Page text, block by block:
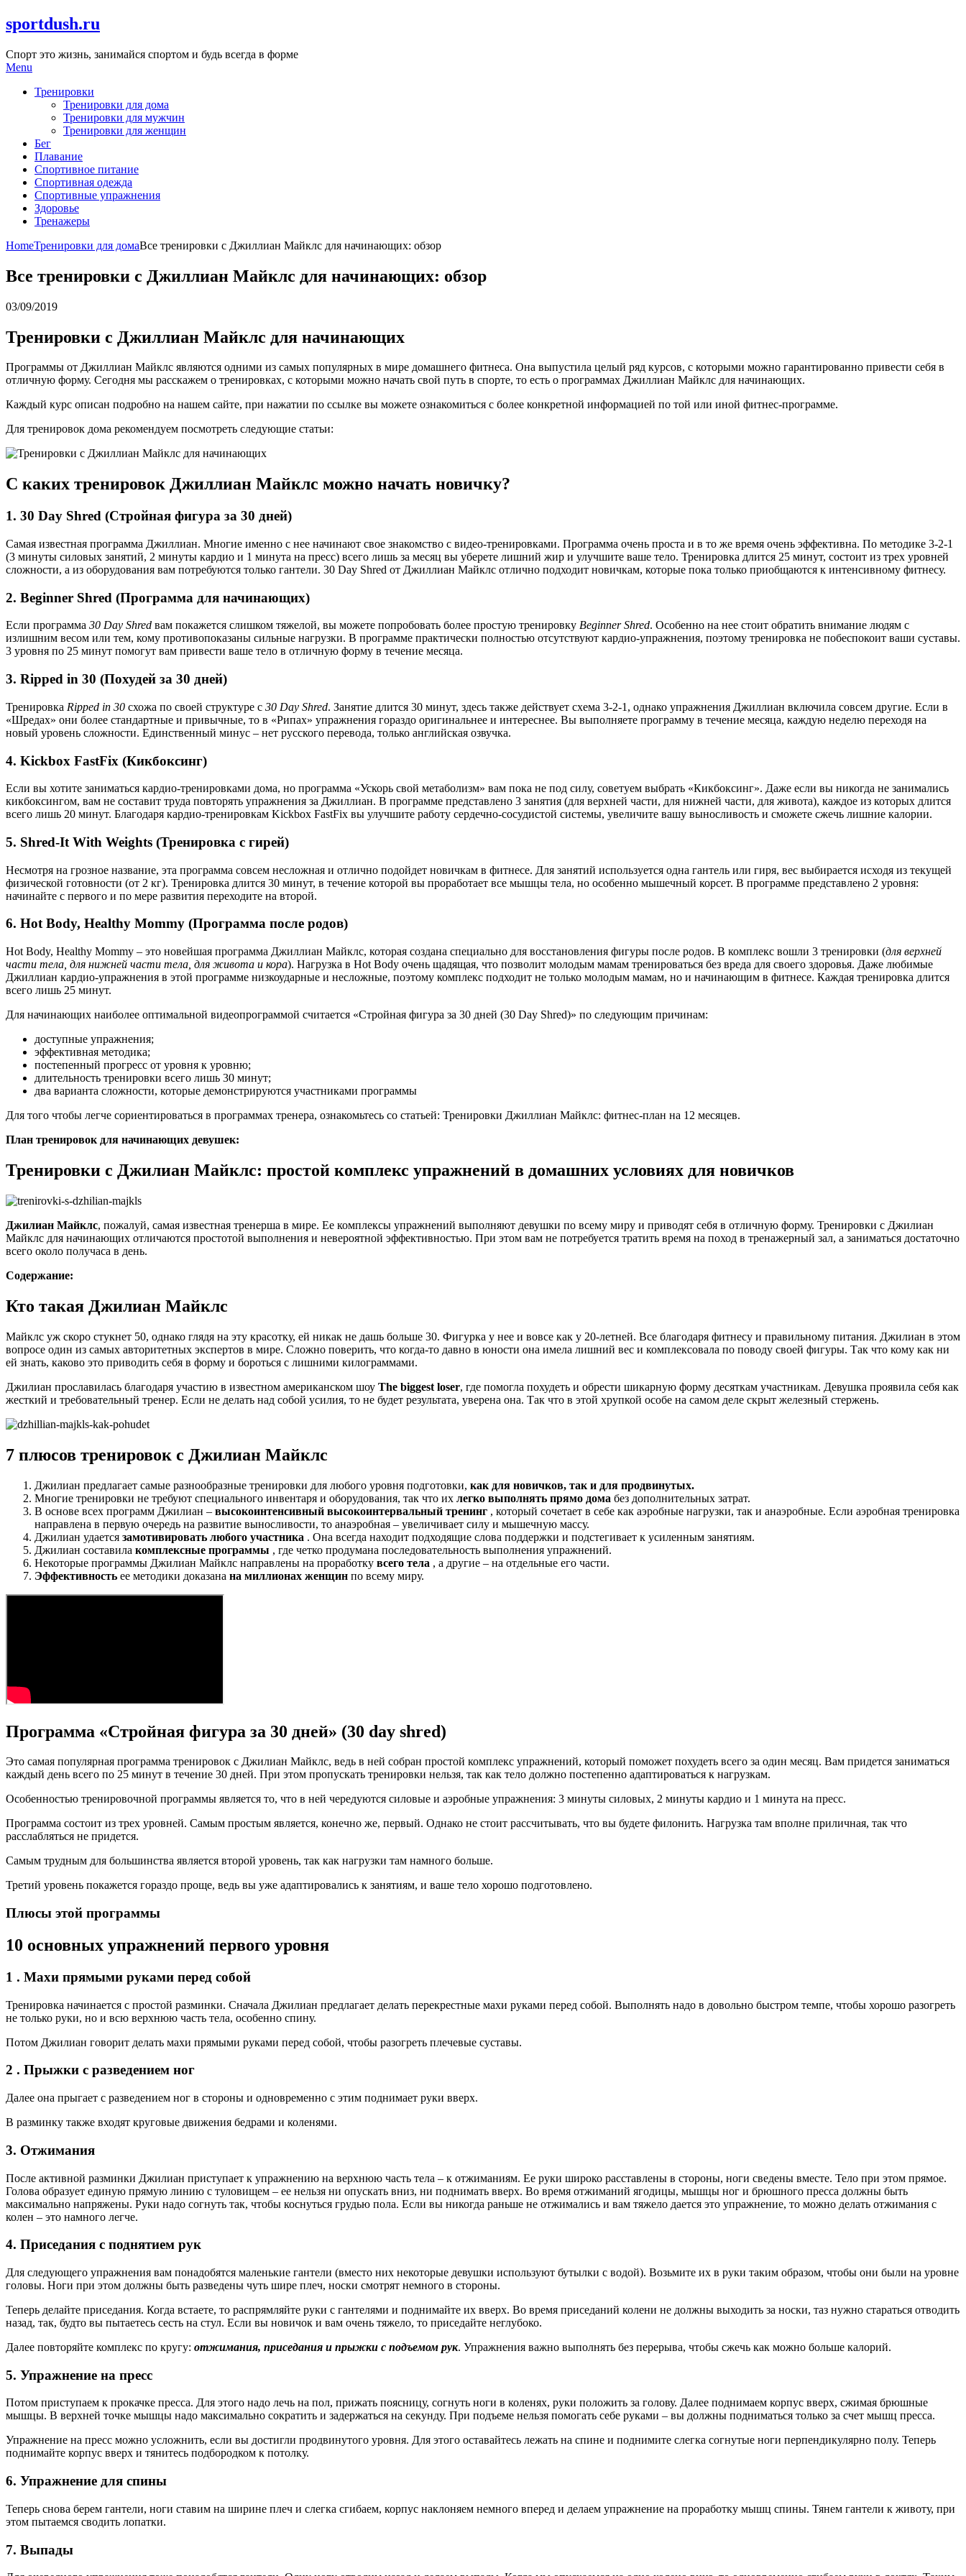
Skip
to
sportdush.ru
Спорт это жизнь, занимайся спортом и будь всегда в форме
Menu
Тренировки
Тренировки для дома
Тренировки для мужчин
Тренировки для женщин
Бег
Плавание
Спортивное питание
Спортивная одежда
Спортивные упражнения
Здоровье
Тренажеры
HomeТренировки для домаВсе тренировки с Джиллиан Майклс для начинающих: обзор
Все тренировки с Джиллиан Майклс для начинающих: обзор
03/09/2019
Тренировки с Джиллиан Майклс для начинающих
Программы от Джиллиан Майклс являются одними из самых популярных в мире домашнего фитнеса. Она выпустила целый ряд курсов, с которыми можно гарантированно привести себя в
отличную форму. Сегодня мы расскажем о тренировках, с которыми можно начать свой путь в спорте, то есть о программах Джиллиан Майклс для начинающих.
Каждый курс описан подробно на нашем сайте, при нажатии по ссылке вы можете ознакомиться с более конкретной информацией по той или иной фитнес-программе.
Для тренировок дома рекомендуем посмотреть следующие статьи:
С каких тренировок Джиллиан Майклс можно начать новичку?
1. 30 Day Shred (Стройная фигура за 30 дней)
Самая известная программа Джиллиан. Многие именно с нее начинают свое знакомство с видео-тренировками. Программа очень проста и в то же время очень эффективна. По методике 3-2-1
(3 минуты силовых занятий, 2 минуты кардио и 1 минута на пресс) всего лишь за месяц вы уберете лишний жир и улучшите ваше тело. Тренировка длится 25 минут, состоит из трех уровней
сложности, а из оборудования вам потребуются только гантели. 30 Day Shred от Джиллиан Майклс отлично подходит новичкам, которые пока только приобщаются к интенсивному фитнесу.
2. Beginner Shred (Программа для начинающих)
Если программа 30 Day Shred вам покажется слишком тяжелой, вы можете попробовать более простую тренировку Beginner Shred. Особенно на нее стоит обратить внимание людям с
излишним весом или тем, кому противопоказаны сильные нагрузки. В программе практически полностью отсутствуют кардио-упражнения, поэтому тренировка не побеспокоит ваши суставы.
3 уровня по 25 минут помогут вам привести ваше тело в отличную форму в течение месяца.
3. Ripped in 30 (Похудей за 30 дней)
Тренировка Ripped in 30 схожа по своей структуре с 30 Day Shred. Занятие длится 30 минут, здесь также действует схема 3-2-1, однако упражнения Джиллиан включила совсем другие. Если в
«Шредах» они более стандартные и привычные, то в «Рипах» упражнения гораздо оригинальнее и интереснее. Вы выполняете программу в течение месяца, каждую неделю переходя на
новый уровень сложности. Единственный минус – нет русского перевода, только английская озвучка.
4. Kickbox FastFix (Кикбоксинг)
Если вы хотите заниматься кардио-тренировками дома, но программа «Ускорь свой метаболизм» вам пока не под силу, советуем выбрать «Кикбоксинг». Даже если вы никогда не занимались
кикбоксингом, вам не составит труда повторять упражнения за Джиллиан. В программе представлено 3 занятия (для верхней части, для нижней части, для живота), каждое из которых длится
всего лишь 20 минут. Благодаря кардио-тренировкам Kickbox FastFix вы улучшите работу сердечно-сосудистой системы, увеличите вашу выносливость и сможете сжечь лишние калории.
5. Shred-It With Weights (Тренировка с гирей)
Несмотря на грозное название, эта программа совсем несложная и отлично подойдет новичкам в фитнесе. Для занятий используется одна гантель или гиря, вес выбирается исходя из текущей
физической готовности (от 2 кг). Тренировка длится 30 минут, в течение которой вы проработает все мышцы тела, но особенно мышечный корсет. В программе представлено 2 уровня:
начинайте с первого и по мере развития переходите на второй.
6. Hot Body, Healthy Mommy (Программа после родов)
Hot Body, Healthy Mommy – это новейшая программа Джиллиан Майклс, которая создана специально для восстановления фигуры после родов. В комплекс вошли 3 тренировки (для верхней
части тела, для нижней части тела, для живота и кора). Нагрузка в Hot Body очень щадящая, что позволит молодым мамам тренироваться без вреда для своего здоровья. Даже любимые
Джиллиан кардио-упражнения в этой программе низкоударные и несложные, поэтому комплекс подходит не только молодым мамам, но и начинающим в фитнесе. Каждая тренировка длится
всего лишь 25 минут.
Для начинающих наиболее оптимальной видеопрограммой считается «Стройная фигура за 30 дней (30 Day Shred)» по следующим причинам:
доступные упражнения;
эффективная методика;
постепенный прогресс от уровня к уровню;
длительность тренировки всего лишь 30 минут;
два варианта сложности, которые демонстрируются участниками программы
Для того чтобы легче сориентироваться в программах тренера, ознакомьтесь со статьей: Тренировки Джиллиан Майклс: фитнес-план на 12 месяцев.
План тренировок для начинающих девушек:
Тренировки с Джилиан Майклс: простой комплекс упражнений в домашних условиях для новичков
Джилиан Майклс, пожалуй, самая известная тренерша в мире. Ее комплексы упражнений выполняют девушки по всему миру и приводят себя в отличную форму. Тренировки с Джилиан
Майклс для начинающих отличаются простотой выполнения и невероятной эффективностью. При этом вам не потребуется тратить время на поход в тренажерный зал, а заниматься достаточно
всего около получаса в день.
Содержание:
Кто такая Джилиан Майклс
Майклс уж скоро стукнет 50, однако глядя на эту красотку, ей никак не дашь больше 30. Фигурка у нее и вовсе как у 20-летней. Все благодаря фитнесу и правильному питания. Джилиан в этом
вопросе один из самых авторитетных экспертов в мире. Сложно поверить, что когда-то давно в юности она имела лишний вес и комплексовала по поводу своей фигуры. Так что кому как ни
ей знать, каково это приводить себя в форму и бороться с лишними килограммами.
Джилиан прославилась благодаря участию в известном американском шоу The biggest loser, где помогла похудеть и обрести шикарную форму десяткам участникам. Девушка проявила себя как
жесткий и требовательный тренер. Если не делать над собой усилия, то не будет результата, уверена она. Так что в этой хрупкой особе на самом деле скрыт железный стержень.
7 плюсов тренировок с Джилиан Майклс
Джилиан предлагает самые разнообразные тренировки для любого уровня подготовки, как для новичков, так и для продвинутых.
Многие тренировки не требуют специального инвентаря и оборудования, так что их легко выполнять прямо дома без дополнительных затрат.
В основе всех программ Джилиан – высокоинтенсивный высокоинтервальный тренинг , который сочетает в себе как аэробные нагрузки, так и анаэробные. Если аэробная тренировка
направлена в первую очередь на развитие выносливости, то анаэробная – увеличивает силу и мышечную массу.
Джилиан удается замотивировать любого участника . Она всегда находит подходящие слова поддержки и подстегивает к усиленным занятиям.
Джилиан составила комплексные программы , где четко продумана последовательность выполнения упражнений.
Некоторые программы Джилиан Майклс направлены на проработку всего тела , а другие – на отдельные его части.
Эффективность ее методики доказана на миллионах женщин по всему миру.
Программа «Стройная фигура за 30 дней» (30 day shred)
Это самая популярная программа тренировок с Джилиан Майклс, ведь в ней собран простой комплекс упражнений, который поможет похудеть всего за один месяц. Вам придется заниматься
каждый день всего по 25 минут в течение 30 дней. При этом пропускать тренировки нельзя, так как тело должно постепенно адаптироваться к нагрузкам.
Особенностью тренировочной программы является то, что в ней чередуются силовые и аэробные упражнения: 3 минуты силовых, 2 минуты кардио и 1 минута на пресс.
Программа состоит из трех уровней. Самым простым является, конечно же, первый. Однако не стоит рассчитывать, что вы будете филонить. Нагрузка там вполне приличная, так что
расслабляться не придется.
Самым трудным для большинства является второй уровень, так как нагрузки там намного больше.
Третий уровень покажется гораздо проще, ведь вы уже адаптировались к занятиям, и ваше тело хорошо подготовлено.
Плюсы этой программы
10 основных упражнений первого уровня
1 . Махи прямыми руками перед собой
Тренировка начинается с простой разминки. Сначала Джилиан предлагает делать перекрестные махи руками перед собой. Выполнять надо в довольно быстром темпе, чтобы хорошо разогреть
не только руки, но и всю верхнюю часть тела, особенно спину.
Потом Джилиан говорит делать махи прямыми руками перед собой, чтобы разогреть плечевые суставы.
2 . Прыжки с разведением ног
Далее она прыгает с разведением ног в стороны и одновременно с этим поднимает руки вверх.
В разминку также входят круговые движения бедрами и коленями.
3. Отжимания
После активной разминки Джилиан приступает к упражнению на верхнюю часть тела – к отжиманиям. Ее руки широко расставлены в стороны, ноги сведены вместе. Тело при этом прямое.
Голова образует единую прямую линию с туловищем – ее нельзя ни опускать вниз, ни поднимать вверх. Во время отжиманий ягодицы, мышцы ног и брюшного пресса должны быть
максимально напряжены. Руки надо согнуть так, чтобы коснуться грудью пола. Если вы никогда раньше не отжимались и вам тяжело дается это упражнение, то можно делать отжимания с
колен – это намного легче.
4. Приседания с поднятием рук
Для следующего упражнения вам понадобятся маленькие гантели (вместо них некоторые девушки используют бутылки с водой). Возьмите их в руки таким образом, чтобы они были на уровне
головы. Ноги при этом должны быть разведены чуть шире плеч, носки смотрят немного в стороны.
Теперь делайте приседания. Когда встаете, то распрямляйте руки с гантелями и поднимайте их вверх. Во время приседаний колени не должны выходить за носки, таз нужно стараться отводить
назад, так, будто вы пытаетесь сесть на стул. Если вы новичок и вам очень тяжело, то приседайте неглубоко.
Далее повторяйте комплекс по кругу: отжимания, приседания и прыжки с подъемом рук. Упражнения важно выполнять без перерыва, чтобы сжечь как можно больше калорий.
5. Упражнение на пресс
Потом приступаем к прокачке пресса. Для этого надо лечь на пол, прижать поясницу, согнуть ноги в коленях, руки положить за голову. Далее поднимаем корпус вверх, сжимая брюшные
мышцы. В верхней точке мышцы надо максимально сократить и задержаться на секунду. При подъеме нельзя помогать себе руками – вы должны подниматься только за счет мышц пресса.
Упражнение на пресс можно усложнить, если вы достигли продвинутого уровня. Для этого оставайтесь лежать на спине и поднимите слегка согнутые ноги перпендикулярно полу. Теперь
поднимайте корпус вверх и тянитесь подбородком к потолку.
6. Упражнение для спины
Теперь снова берем гантели, ноги ставим на ширине плеч и слегка сгибаем, корпус наклоняем немного вперед и делаем упражнение на проработку мышц спины. Тянем гантели к животу, при
этом пытаемся сводить лопатки.
7. Выпады